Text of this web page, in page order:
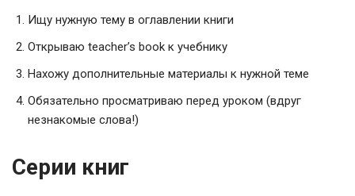
Ищу нужную тему в оглавлении книги
Открываю teacher’s book к учебнику
Нахожу дополнительные материалы к нужной теме
Обязательно просматриваю перед уроком (вдруг
незнакомые слова!)
Серии книг